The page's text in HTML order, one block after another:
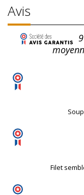
Avis
9
Filet